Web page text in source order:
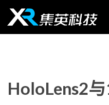
content
HoloLens2